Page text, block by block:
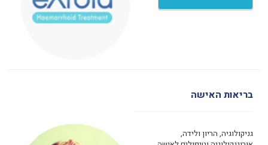
בריאות האישה
גניקולוגיה, הריון ולידה,